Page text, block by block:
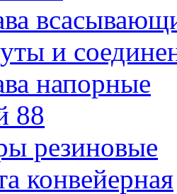
и
напорные
88
резиновые
конвейерная